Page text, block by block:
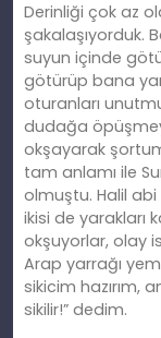
Derinliği çok az
şakalaşıyorduk.
suyun içinde
götürüp bana
oturanları
dudağa
okşayarak
tam anlamı ile
olmuştu. Halil abi
ikisi de yarakları
okşuyorlar, olay
Arap yarrağı
sikicim hazırım,
sikilir!” dedim.